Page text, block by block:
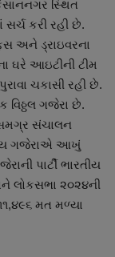
સ્થિત
સર્ચ કરી રહી છે.
અને ડ્રાઇવરના
ઘરે આઇટીની ટીમ
ચકાસી રહી છે.
ગજેરા છે.
સંચાલન
ગજેરાએ આખું
પાર્ટી ભારતીય
લોકસભા ૨૦૨૪ની
મત મળ્યા